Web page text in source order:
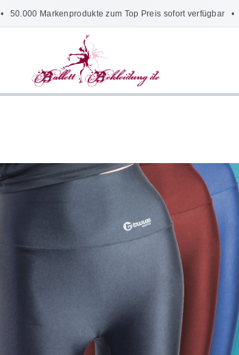
• 50.000 Markenprodukte zum Top Preis sofort verfügbar •